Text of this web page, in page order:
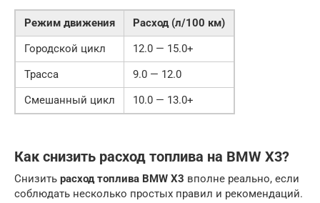
Режим движения
Расход (л/100 км)
Городской цикл
12.0 — 15.0+
Трасса
9.0 — 12.0
Смешанный цикл
10.0 — 13.0+
Как снизить расход топлива на BMW X3?
Снизить расход топлива BMW X3 вполне реально, если
соблюдать несколько простых правил и рекомендаций.